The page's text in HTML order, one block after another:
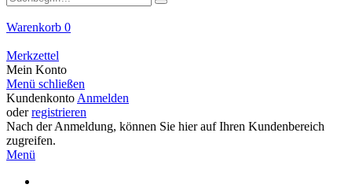
Warenkorb 0
Merkzettel
Mein Konto
Menü schließen
Kundenkonto Anmelden
oderregistrieren
Nach der Anmeldung, können Sie hier auf Ihren Kundenbereich
zugreifen.
Menü